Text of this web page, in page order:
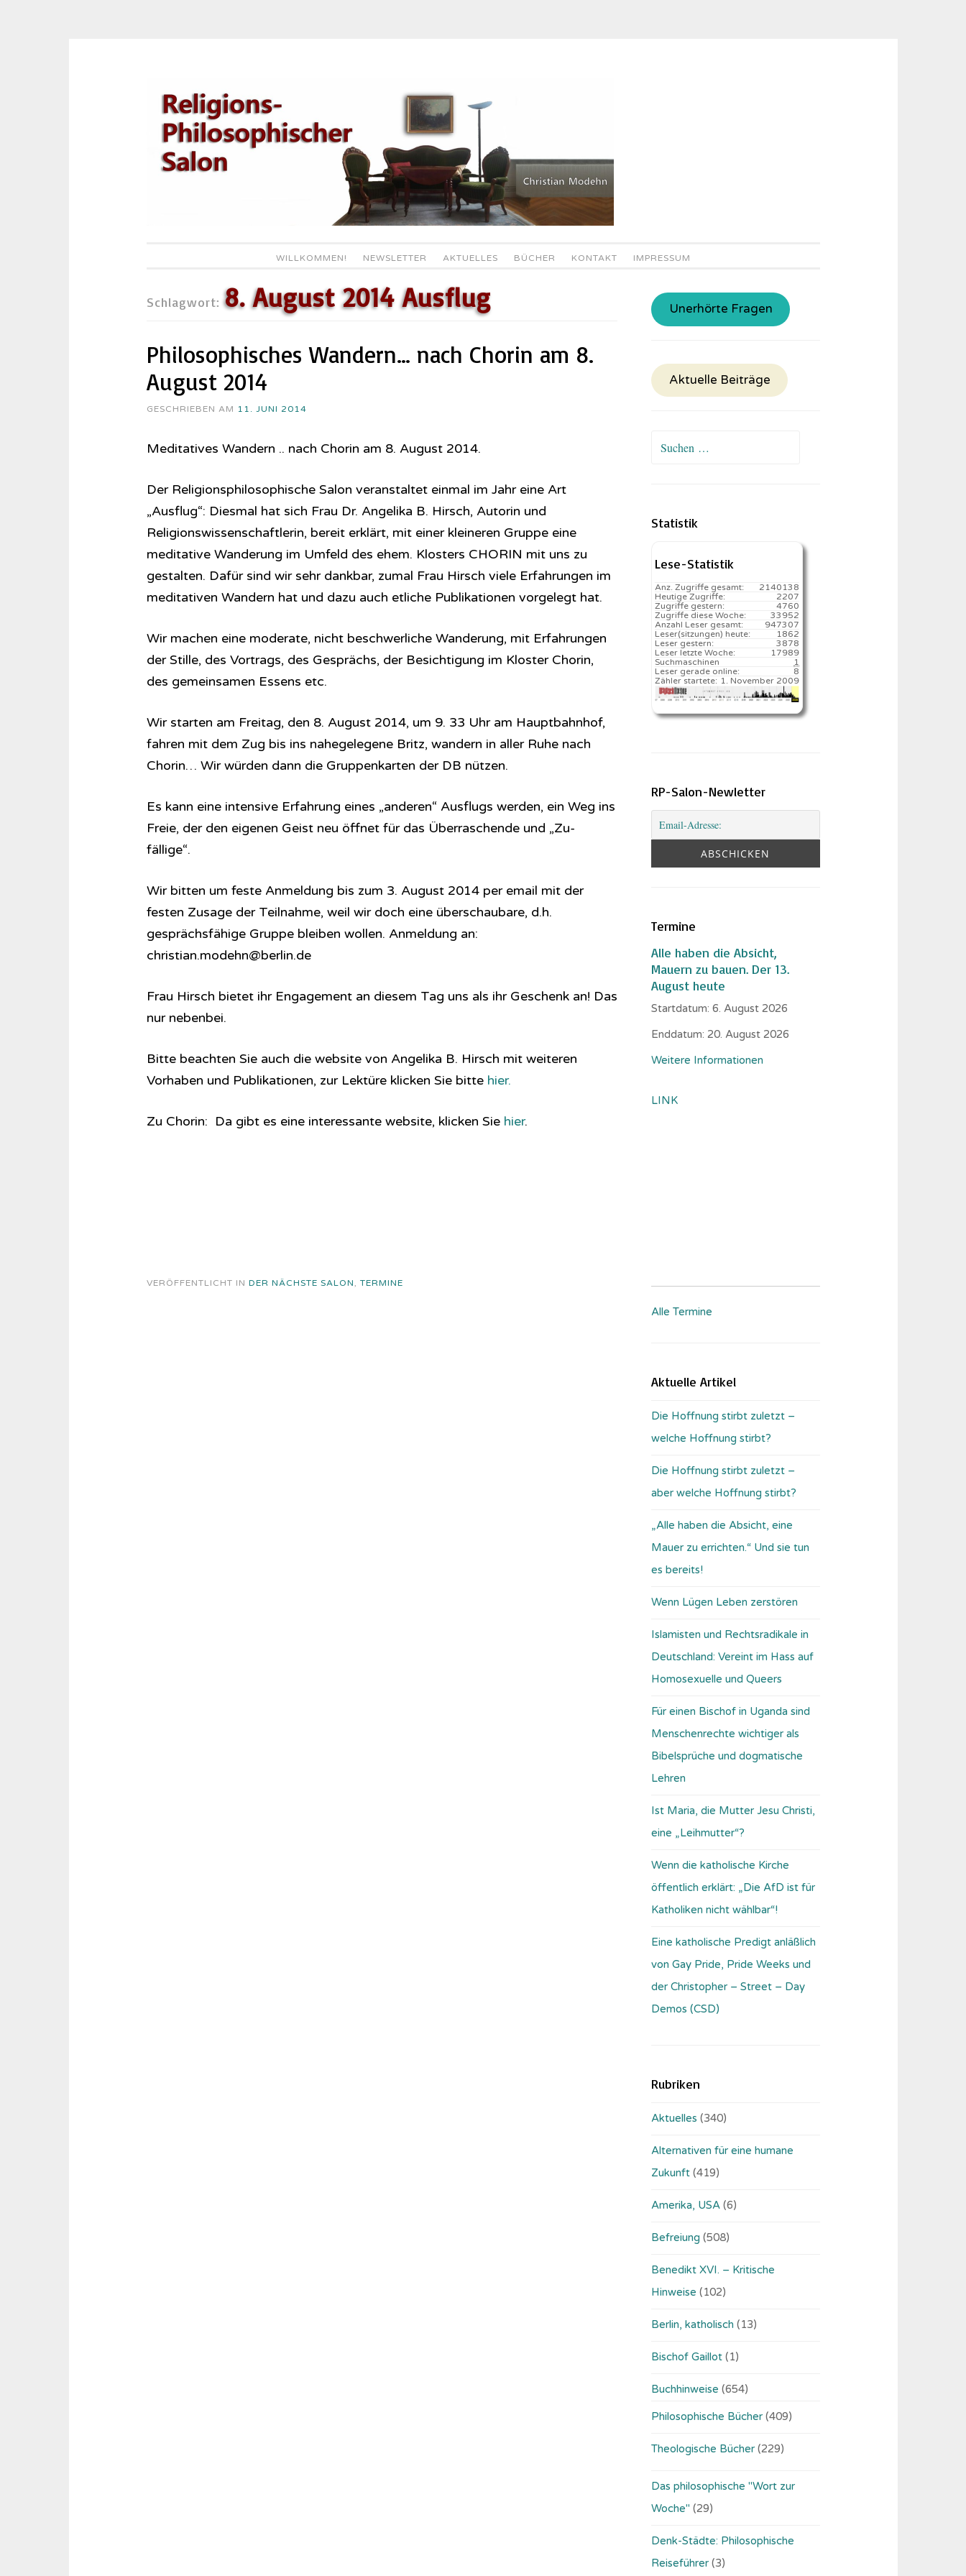
Inhalt
springen
WILLKOMMEN! NEWSLETTER AKTUELLES BÜCHER KONTAKT IMPRESSUM
Schlagwort: 8. August 2014 Ausflug
Philosophisches Wandern… nach Chorin am 8.
August 2014
GESCHRIEBEN AM 11. JUNI 2014
Meditatives Wandern .. nach Chorin am 8. August 2014.
Der Religionsphilosophische Salon veranstaltet einmal im Jahr eine Art
„Ausflug“: Diesmal hat sich Frau Dr. Angelika B. Hirsch, Autorin und
Religionswissenschaftlerin, bereit erklärt, mit einer kleineren Gruppe eine
meditative Wanderung im Umfeld des ehem. Klosters CHORIN mit uns zu
gestalten. Dafür sind wir sehr dankbar, zumal Frau Hirsch viele Erfahrungen im
meditativen Wandern hat und dazu auch etliche Publikationen vorgelegt hat.
Wir machen eine moderate, nicht beschwerliche Wanderung, mit Erfahrungen
der Stille, des Vortrags, des Gesprächs, der Besichtigung im Kloster Chorin,
des gemeinsamen Essens etc.
Wir starten am Freitag, den 8. August 2014, um 9. 33 Uhr am Hauptbahnhof,
fahren mit dem Zug bis ins nahegelegene Britz, wandern in aller Ruhe nach
Chorin… Wir würden dann die Gruppenkarten der DB nützen.
Es kann eine intensive Erfahrung eines „anderen“ Ausflugs werden, ein Weg ins
Freie, der den eigenen Geist neu öffnet für das Überraschende und „Zu-
fällige“.
Wir bitten um feste Anmeldung bis zum 3. August 2014 per email mit der
festen Zusage der Teilnahme, weil wir doch eine überschaubare, d.h.
gesprächsfähige Gruppe bleiben wollen. Anmeldung an:
christian.modehn@berlin.de
Frau Hirsch bietet ihr Engagement an diesem Tag uns als ihr Geschenk an! Das
nur nebenbei.
Bitte beachten Sie auch die website von Angelika B. Hirsch mit weiteren
Vorhaben und Publikationen, zur Lektüre klicken Sie bitte hier.
Zu Chorin: Da gibt es eine interessante website, klicken Sie hier.
VERÖFFENTLICHT IN DER NÄCHSTE SALON, TERMINE
Unerhörte Fragen
Aktuelle Beiträge
Suchen
Statistik
Lese-Statistik
2140138
Anz. Zugriffe gesamt:
2207
Heutige Zugriffe:
4760
Zugriffe gestern:
33952
Zugriffe diese Woche:
947307
Anzahl Leser gesamt:
1862️
Leser(sitzungen) heute:
3878
Leser gestern:
17989️
Leser letzte Woche:
1
Suchmaschinen
8
Leser gerade online:
1. November 2009
Zähler startete:
RP-Salon-Newletter
Termine
Alle haben die Absicht,
Mauern zu bauen. Der 13.
August heute
Startdatum:6. August 2026
Enddatum: 20. August 2026
Weitere Informationen
LINK
Alle Termine
Aktuelle Artikel
Die Hoffnung stirbt zuletzt –
welche Hoffnung stirbt?
Die Hoffnung stirbt zuletzt –
aber welche Hoffnung stirbt?
„Alle haben die Absicht, eine
Mauer zu errichten.“ Und sie tun
es bereits!
Wenn Lügen Leben zerstören
Islamisten und Rechtsradikale in
Deutschland: Vereint im Hass auf
Homosexuelle und Queers
Für einen Bischof in Uganda sind
Menschenrechte wichtiger als
Bibelsprüche und dogmatische
Lehren
Ist Maria, die Mutter Jesu Christi,
eine „Leihmutter“?
Wenn die katholische Kirche
öffentlich erklärt: „Die AfD ist für
Katholiken nicht wählbar“!
Eine katholische Predigt anläßlich
von Gay Pride, Pride Weeks und
der Christopher – Street – Day
Demos (CSD)
Rubriken
Aktuelles (340)
Alternativen für eine humane
Zukunft (419)
Amerika, USA (6)
Befreiung (508)
Benedikt XVI. – Kritische
Hinweise (102)
Berlin, katholisch (13)
Bischof Gaillot (1)
Buchhinweise (654)
Philosophische Bücher (409)
Theologische Bücher (229)
Das philosophische "Wort zur
Woche" (29)
Denk-Städte: Philosophische
Reiseführer (3)